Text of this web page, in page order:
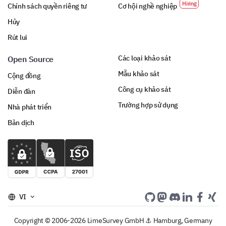
Khác:
Vui lòng chia sẻ bất kỳ nhận xét, gợi ý hoặc suy
chúng tôi.
Chính sách quyền riêng tư
Hủy
Rút lui
Cơ hội nghề nghiệp
Open Source
Cộng đồng
Diễn đàn
Nhà phát triển
Bản dịch
Các loại khảo sát
Mẫu khảo sát
Công cụ khảo sát
Trường hợp sử dụng
VI
Copyright © 2006-2026 LimeSurvey GmbH ⚓ Hamburg, Germany